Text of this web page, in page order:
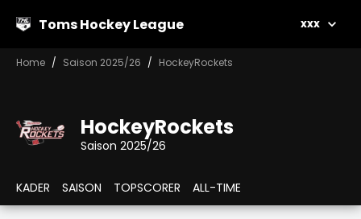
Toms Hockey League xxx
Home Saison 2025/26 HockeyRockets
HockeyRockets
Saison 2025/26
KADER SAISON TOPSCORER ALL-TIME